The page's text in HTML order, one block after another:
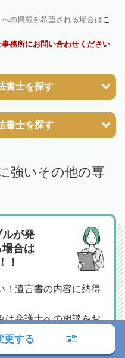
の掲載を希望される場合はこ
務所にお問い合わせください
書士を探す
書士を探す
強いその他の専
が発
合は
！
！遺言書の内容に納得
は弁護士への相談をお
更する